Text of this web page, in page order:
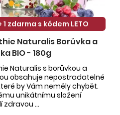
1 zdarma s kódem LETO
Naturalis Borůvka a
BIO - 180g
Naturalis s borůvkou a
obsahuje nepostradatelné
by Vám neměly chybět.
unikátnímu složení
zdravou ...